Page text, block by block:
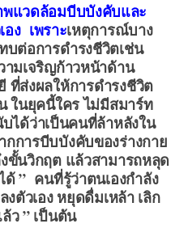
วดล้อมบีบบังคับและ
ง เพราะเหตุการณ์บาง
บต่อการดำรงชีวิตเช่น
ามเจริญก้าวหน้าด้าน
ที่ส่งผลให้การดำรงชีวิต
ในยุคนี้ใคร ไม่มีสมาร์ท
ได้ว่าเป็นคนที่ล้าหลังใน
การบีบบังคับของร่างกาย
ขั้นวิกฤต แล้วสามารถหลุด
” คนที่รู้ว่าตนเองกำลัง
ตัวเอง หยุดดื่มเหล้า เลิก
ว ” เป็นต้น